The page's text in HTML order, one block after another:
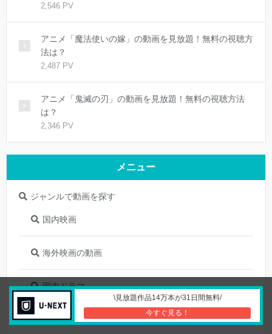
2,546 PV
アニメ「魔法使いの嫁」の動画を見放題！無料の視聴方
法は？
2,487 PV
アニメ「鬼滅の刃」の動画を見放題！無料の視聴方法
は？
2,346 PV
メニュー
ジャンルで動画を探す
国内映画
海外映画の動画
国内ドラマ
アニメの動画
\見放題作品14万本が31日間無料/
今すぐ見る！